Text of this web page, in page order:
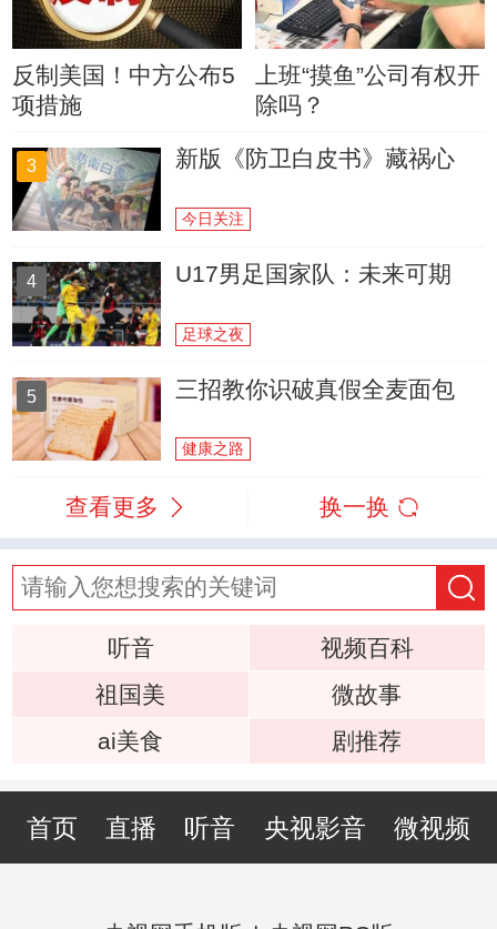
反制美国！中方公布5
项措施
上班“摸鱼”公司有权开
除吗？
3 新版《防卫白皮书》藏祸心
今日关注
4 U17男足国家队：未来可期
足球之夜
5 三招教你识破真假全麦面包
健康之路
查看更多 换一换
听音
视频百科
祖国美
微故事
ai美食
剧推荐
首页 直播 听音 央视影音 微视频